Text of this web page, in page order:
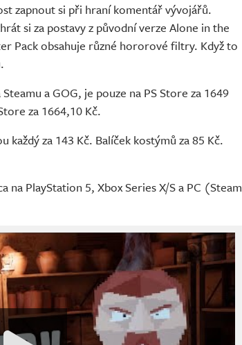
zapnout si při hraní komentář vývojářů.
si za postavy z původní verze Alone in the
Pack obsahuje různé hororové filtry. Když to
a GOG, je pouze na PS Store za 1649
za 1664,10 Kč.
za 143 Kč. Balíček kostýmů za 85 Kč.
na PlayStation 5, Xbox Series X/S a PC (Steam